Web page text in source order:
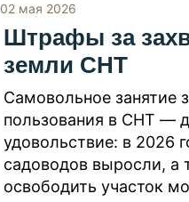
02 мая 2026
Штрафы за
земли СНТ
Самовольное занятие
пользования в СНТ —
удовольствие: в 2026
садоводов выросли, а
освободить участок